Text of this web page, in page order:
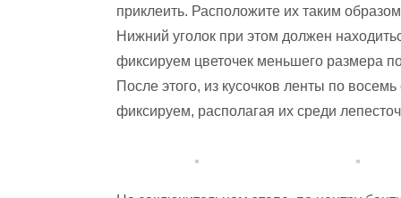
приклеить. Расположите их таким
Нижний уголок при этом должен
фиксируем цветочек меньшего размера
После этого, из кусочков ленты по
фиксируем, располагая их среди